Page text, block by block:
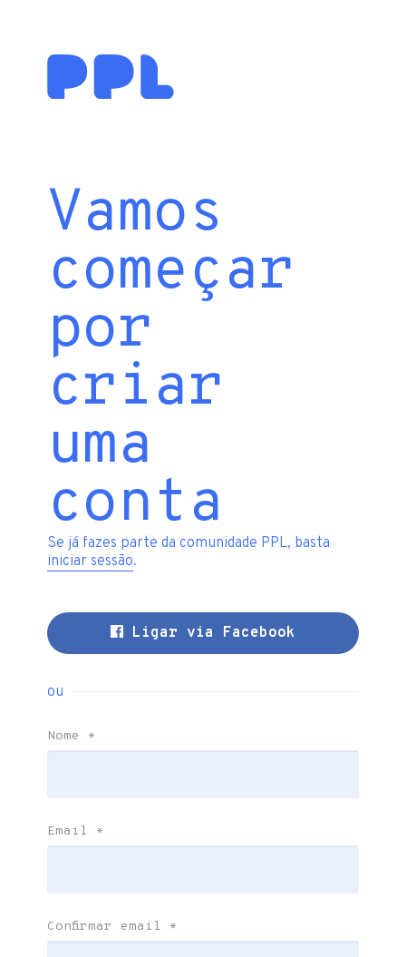
Vamos
começar
por
criar
uma
conta
Se já fazes parte da comunidade PPL, basta
iniciar sessão.
Ligar via Facebook
ou
Nome *
Email *
Confirmar email *